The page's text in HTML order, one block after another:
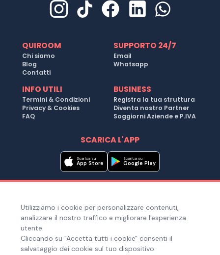
QUIROOM
Chi siamo
Blog
Contatti
SUPPORTO 24/7
Email
Whatsapp
INFO UTILI
Termini & Condizioni
Privacy & Cookies
FAQ
BUSINESS
Registra la tua struttura
Diventa nostro Partner
Soggiorni Aziende e P.IVA
SCARICA L'APP
Scarica su
App Store
Scarica su
Google Play
Hai bisogno di aiuto ?
Utilizziamo i cookie per personalizzare contenuti,
analizzare il nostro traffico e migliorare l'esperienza
utente.
Cliccando su "Accetta tutti i cookie" consenti il
salvataggio dei cookie sul tuo dispositivo.